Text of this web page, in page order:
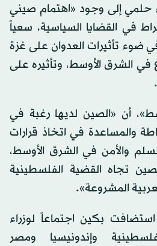
حلمي إلى وجود «اهتمام صيني
في القضايا السياسية، سعياً
ضوء تأثيرات العدوان على غزة
في الشرق الأوسط، وتأثيره على
أن «الصين لديها رغبة في
والمساعدة في اتخاذ قرارات
والأمن في الشرق الأوسط،
تجاه القضية الفلسطينية
المشروعة».
بكين اجتماعاً لوزراء
وإندونيسيا ومصر